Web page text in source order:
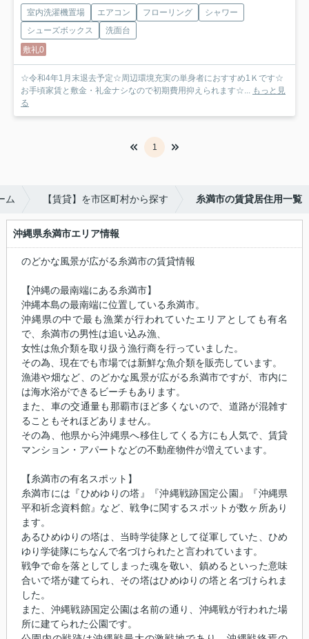
室内洗濯機置場 エアコン フローリング
シャワー
シューズボックス
洗面台
敷礼0
☆令和4年1月末退去予定☆周辺環境充実の単身者におすすめ1Ｋです☆
お手頃家賃と敷金・礼金ナシなので初期費用抑えられます☆... もっと見
る
1
ム 【賃貸】を市区町村から探す 糸満市の賃貸居住用一覧
沖縄県糸満市エリア情報
のどかな風景が広がる糸満市の賃貸情報
【沖縄の最南端にある糸満市】
沖縄本島の最南端に位置している糸満市。
沖縄県の中で最も漁業が行われていたエリアとしても有名
で、糸満市の男性は追い込み漁、
女性は魚介類を取り扱う漁行商を行っていました。
その為、現在でも市場では新鮮な魚介類を販売しています。
漁港や畑など、のどかな風景が広がる糸満市ですが、市内に
は海水浴ができるビーチもあります。
また、車の交通量も那覇市ほど多くないので、道路が混雑す
ることもそれほどありません。
その為、他県から沖縄県へ移住してくる方にも人気で、賃貸
マンション・アパートなどの不動産物件が増えています。
【糸満市の有名スポット】
糸満市には『ひめゆりの塔』『沖縄戦跡国定公園』『沖縄県
平和祈念資料館』など、戦争に関するスポットが数ヶ所あり
ます。
あるひめゆりの塔は、当時学徒隊として従軍していた、ひめ
ゆり学徒隊にちなんで名づけられたと言われています。
戦争で命を落としてしまった魂を敬い、鎮めるといった意味
合いで塔が建てられ、その塔はひめゆりの塔と名づけられま
した。
また、沖縄戦跡国定公園は名前の通り、沖縄戦が行われた場
所に建てられた公園です。